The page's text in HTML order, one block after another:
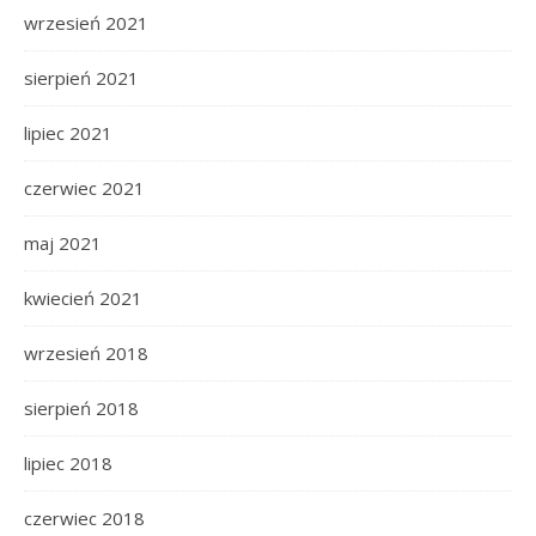
wrzesień 2021
sierpień 2021
lipiec 2021
czerwiec 2021
maj 2021
kwiecień 2021
wrzesień 2018
sierpień 2018
lipiec 2018
czerwiec 2018